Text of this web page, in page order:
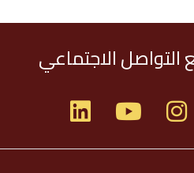
التواصل الاجتماعي